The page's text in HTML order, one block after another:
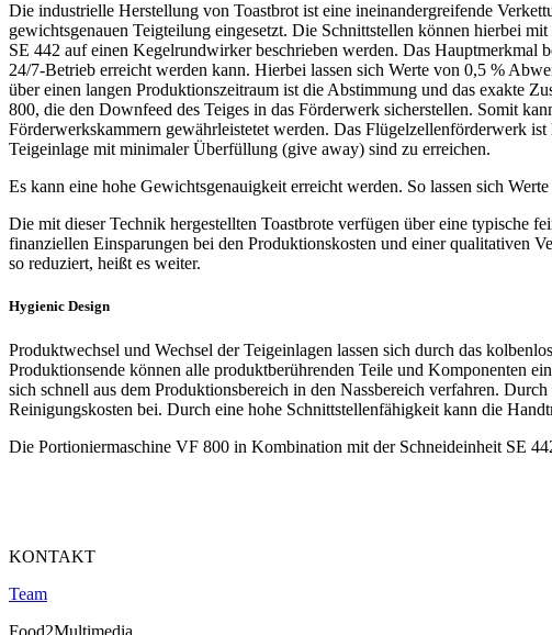
Die industrielle Herstellung von Toastbrot ist eine ineinandergreifende
gewichtsgenauen Teigteilung eingesetzt. Die Schnittstellen können hierbei
SE 442 auf einen Kegelrundwirker beschrieben werden. Das Hauptmerkmal
24/7-Betrieb erreicht werden kann. Hierbei lassen sich Werte von 0,5 %
über einen langen Produktionszeitraum ist die Abstimmung und das exakte
800, die den Downfeed des Teiges in das Förderwerk sicherstellen. Somit
Förderwerkskammern gewährleistetet werden. Das Flügelzellenförderwerk
Teigeinlage mit minimaler Überfüllung (give away) sind zu erreichen.
Es kann eine hohe Gewichtsgenauigkeit erreicht werden. So lassen sich
Die mit dieser Technik hergestellten Toastbrote verfügen über eine typische
finanziellen Einsparungen bei den Produktionskosten und einer qualitativen
so reduziert, heißt es weiter.
Hygienic Design
Produktwechsel und Wechsel der Teigeinlagen lassen sich durch das
Produktionsende können alle produktberührenden Teile und Komponenten
sich schnell aus dem Produktionsbereich in den Nassbereich verfahren.
Reinigungskosten bei. Durch eine hohe Schnittstellenfähigkeit kann die
Die Portioniermaschine VF 800 in Kombination mit der Schneideinheit SE
KONTAKT
Team
Food2Multimedia